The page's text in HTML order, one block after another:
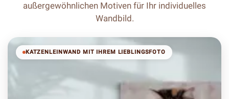
außergewöhnlichen Motiven für Ihr individuelles
Wandbild.
KATZENLEINWAND MIT IHREM LIEBLINGSFOTO